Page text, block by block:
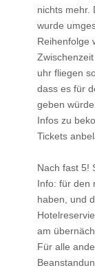
nichts mehr.
wurde
Reihenfolge
uhr fliegen
dass es für
geben
Infos zu
Tickets
Nach fast 5!
Info: für den
haben, und
am
Für alle